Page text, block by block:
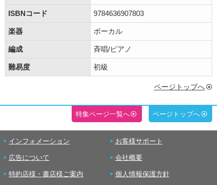
ISBNコード 9784636907803
楽器 ボーカル
編成 斉唱/ピアノ
難易度 初級
ページトップへ
特集ページ一覧へ ページトップへ
インフォメーション お客様サポート
広告について 会社概要
特約店様・書店様ご案内 個人情報保護方針